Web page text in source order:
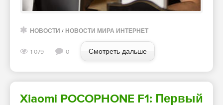
НОВОСТИ / НОВОСТИ МИРА ИНТЕРНЕТ
1 079 0 Смотреть дальше
Xiaomi POCOPHONE F1: Первый